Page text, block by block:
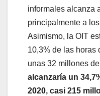
informales alcanza
principalmente a
Asimismo, la OIT
10,3% de las horas
unas 32 millones
alcanzaría un
2020, casi 215